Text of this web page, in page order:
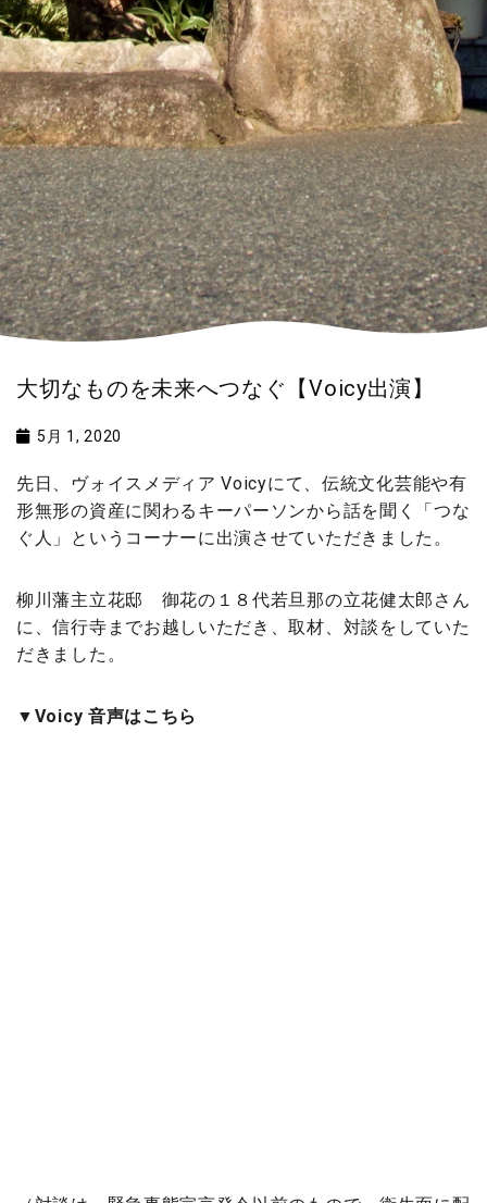
大切なものを未来へつなぐ【Voicy出演】
5月 1, 2020
先日、ヴォイスメディア Voicyにて、伝統文化芸能や有
形無形の資産に関わるキーパーソンから話を聞く「つな
ぐ人」というコーナーに出演させていただきました。
柳川藩主立花邸 御花の１８代若旦那の立花健太郎さん
に、信行寺までお越しいただき、取材、対談をしていた
だきました。
▼Voicy 音声はこちら